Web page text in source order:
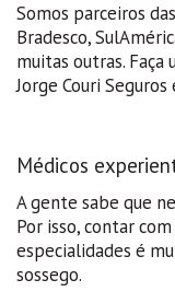
Somos parceiros
Bradesco,
muitas outras. Faça
Jorge Couri
Médicos
A gente sabe que
Por isso, contar
especialidades é
sossego.